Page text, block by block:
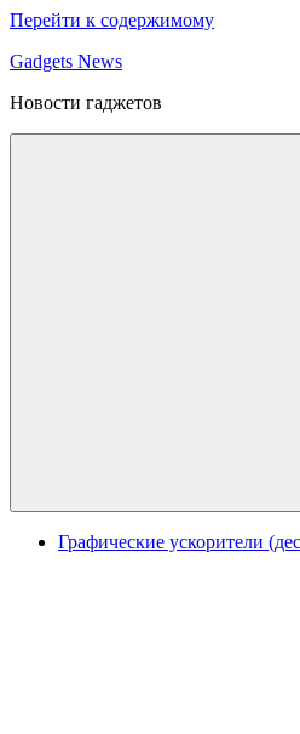
Перейти к содержимому
Gadgets News
Новости гаджетов
Графические ускорители